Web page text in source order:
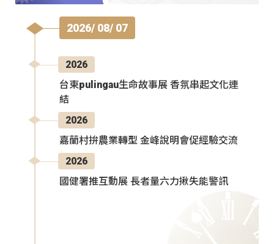
2026/ 08/ 07
2026
台東pulingau生命故事展 香氛串起文化連
結
2026
嘉蘭村拚農業轉型 金峰說明會促經驗交流
2026
國健署推互動展 長者量六力揪失能警訊